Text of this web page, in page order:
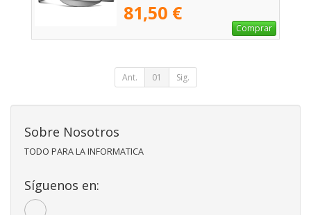
81,50 €
Comprar
Ant. 01 Sig.
Sobre Nosotros
TODO PARA LA INFORMATICA
Síguenos en: